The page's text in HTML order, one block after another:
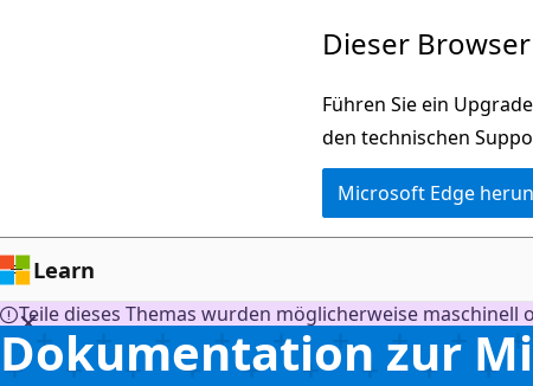
Dieser
Führen Sie ein
den technischen
Microsoft Edge
Learn
Teile dieses Themas wurden möglicherweise maschinell
Dokumentation zur